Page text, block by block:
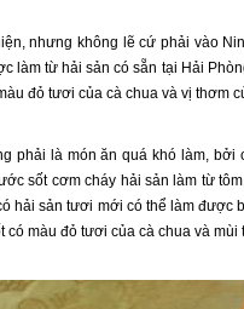
nhưng không lẽ cứ phải vào
làm từ hải sản có sẵn tại Hải
đỏ tươi của cà chua và vị thơm
phải là món ăn quá khó làm,
sốt cơm cháy hải sản làm từ
hải sản tươi mới có thể làm được
có màu đỏ tươi của cà chua và